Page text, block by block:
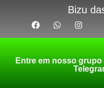
Bizu
Entre em nosso